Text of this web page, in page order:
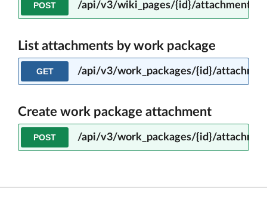
POST /api/v3/wiki_pages/{id}/attachments
List attachments by work package
GET /api/v3/work_packages/{id}/
Create work package attachment
POST /api/v3/work_packages/{id}/